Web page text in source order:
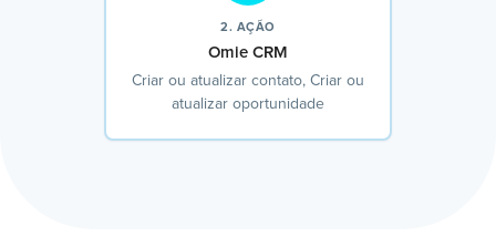
2. AÇÃO
Omie CRM
Criar ou atualizar contato, Criar ou
atualizar oportunidade